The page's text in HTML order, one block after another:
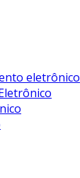
eletrônico